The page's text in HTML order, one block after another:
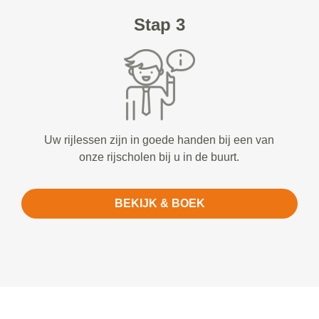
Stap 3
Uw rijlessen zijn in goede handen bij een van
onze rijscholen bij u in de buurt.
BEKIJK & BOEK